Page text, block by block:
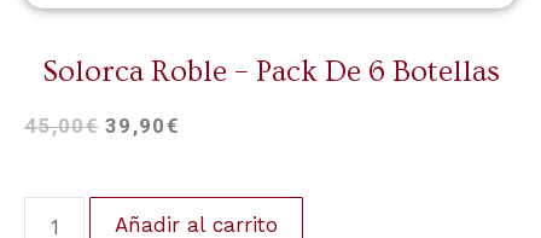
Solorca Roble – Pack De 6 Botellas
45,00€ 39,90€
Añadir al carrito